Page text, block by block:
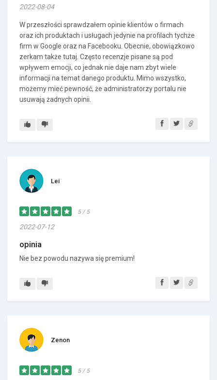
2022-08-04
W przeszłości sprawdzałem opinie klientów o firmach
oraz ich produktach i usługach jedynie na profilach tychże
firm w Google oraz na Facebooku. Obecnie, obowiązkowo
zerkam także tutaj. Często recenzje pisane są pod
wpływem emocji, co jednak nie daje nam zbyt wiele
informacji na temat danego produktu. Mimo wszystko,
możemy mieć pewność, że administratorzy portalu nie
usuwają żadnych opinii.
Lei
5 / 5
2022-07-12
opinia
Nie bez powodu nazywa się premium!
Zenon
5 / 5